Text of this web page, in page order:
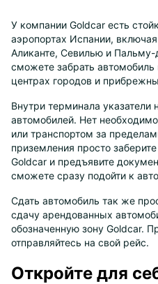
У компании Goldcar есть
аэропортах Испании,
Аликанте, Севилью и
сможете забрать автомобиль
центрах городов и
Внутри терминала указатели
автомобилей. Нет
или транспортом за
приземления просто
Goldcar и предъявите
сможете сразу подойти к
Сдать автомобиль так же
сдачу арендованных
обозначенную зону Goldcar.
отправляйтесь на свой рейс.
Откройте для